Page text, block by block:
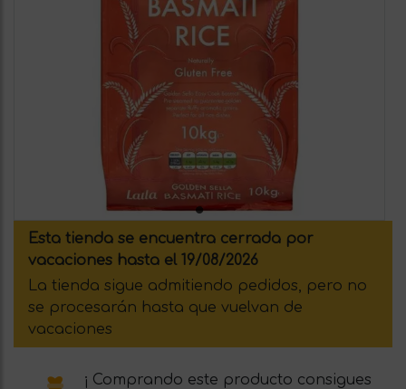
Esta tienda se encuentra cerrada por
vacaciones hasta el 19/08/2026
La tienda sigue admitiendo pedidos, pero no
se procesarán hasta que vuelvan de
vacaciones
¡ Comprando este producto consigues